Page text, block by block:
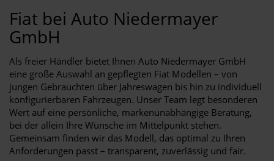
Fiat bei Auto Niedermayer
GmbH
Als freier Händler bietet Ihnen Auto Niedermayer GmbH
eine große Auswahl an gepflegten Fiat Modellen – von
jungen Gebrauchten über Jahreswagen bis hin zu individuell
konfigurierbaren Fahrzeugen. Unser Team legt besonderen
Wert auf eine persönliche, markenunabhängige Beratung,
bei der allein Ihre Wünsche im Mittelpunkt stehen.
Gemeinsam finden wir das Modell, das optimal zu Ihren
Anforderungen passt – transparent, zuverlässig und fair.